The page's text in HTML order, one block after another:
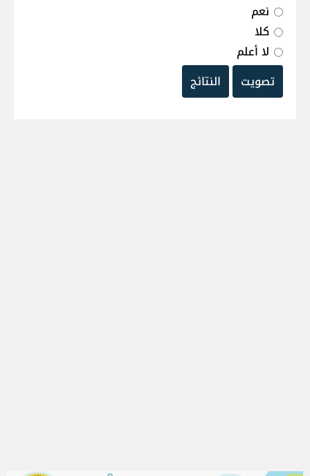
نعم
كلا
لا أعلم
تصويت
النتائج